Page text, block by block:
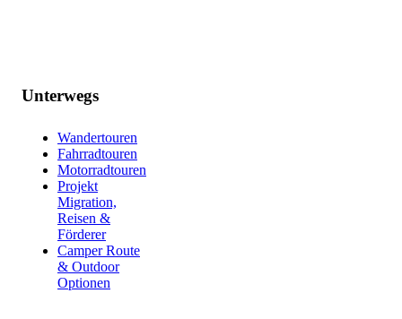
Unterwegs
Wandertouren
Fahrradtouren
Motorradtouren
Projekt
Migration,
Reisen &
Förderer
Camper Route
& Outdoor
Optionen